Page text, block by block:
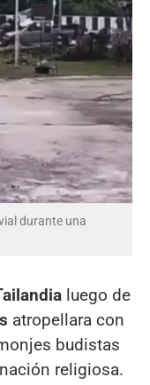
durante una
luego de
atropellara con
budistas
religiosa.